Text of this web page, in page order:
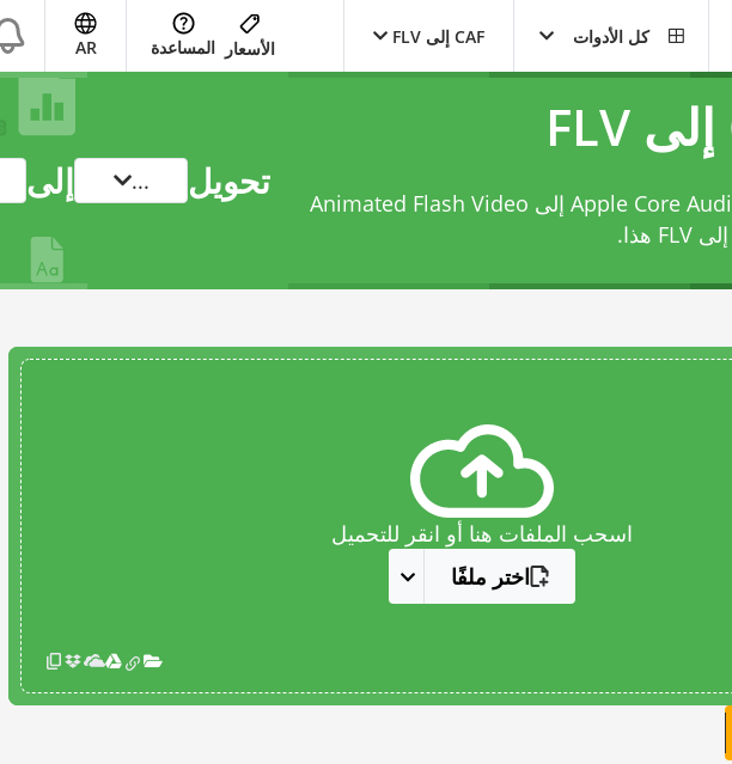
كل الأدوات CAF إلى FLV
الأسعار المساعدة AR
حوّل ملفك من Apple Core Audio Format إلى Animated Flash Video
هذا.
تحويل ... إلى
اسحب الملفات هنا أو انقر للتحميل
اختر ملفًا